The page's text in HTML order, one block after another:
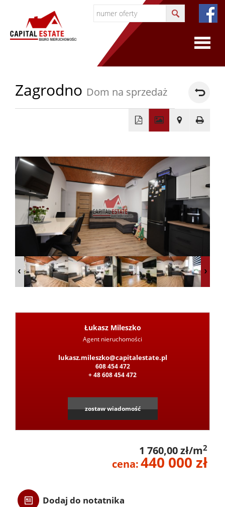
z
Danych
Zagrodno Dom na sprzedaż
−
Leaflet
Łukasz Mileszko
Agent nieruchomości
lukasz.mileszko@capitalestate.pl
608 454 472
+ 48 608 454 472
zostaw wiadomość
1 760,00 zł/m2
cena:440 000 zł
Dodaj do notatnika